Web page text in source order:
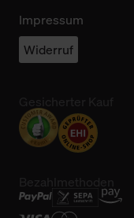
Impressum
Widerruf